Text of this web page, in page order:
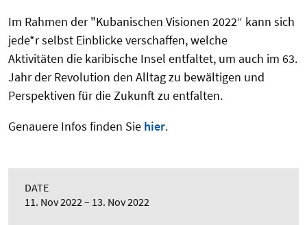
Im Rahmen der "Kubanischen Visionen 2022“ kann sich
jede*r selbst Einblicke verschaffen, welche
Aktivitäten die karibische Insel entfaltet, um auch im 63.
Jahr der Revolution den Alltag zu bewältigen und
Perspektiven für die Zukunft zu entfalten.
Genauere Infos finden Sie hier.
DATE
11. Nov 2022
13. Nov 2022